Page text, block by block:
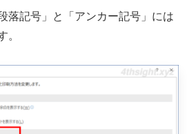
落記号」と「アンカー記号」には
。